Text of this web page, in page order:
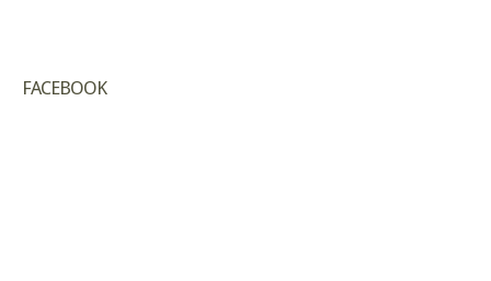
FACEBOOK